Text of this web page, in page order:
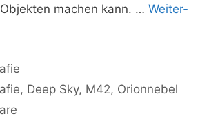
machen kann. … Wei­ter­
, Deep Sky, M42, Orionnebel